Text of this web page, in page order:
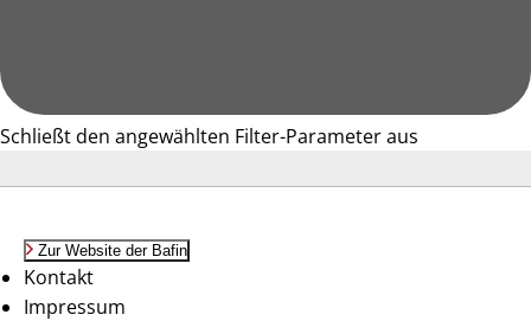
Schließt den angewählten Filter-Parameter aus
Zur Website der Bafin
Kontakt
Impressum